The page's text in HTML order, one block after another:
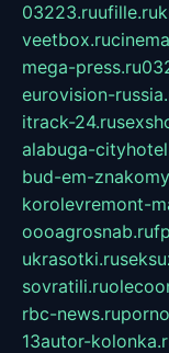
03223.ruufille.ru
veetbox.ru
mega-press.ru
eurovision-
itrack-24.ru
alabuga-
bud-em-
korolevremont-
oooagrosnab.ru
ukrasotki.ru
sovratili.ru
rbc-news.ru
13autor-